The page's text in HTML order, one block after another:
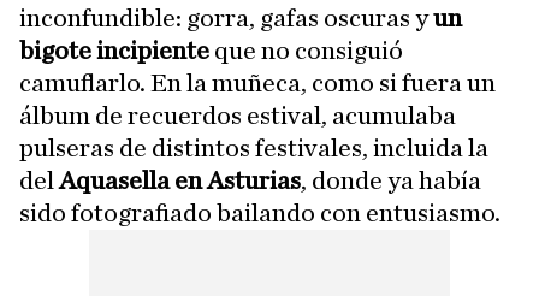
inconfundible: gorra, gafas oscuras yun
bigote incipiente que no consiguió
camuflarlo. En la muñeca, como si fuera un
álbum de recuerdos estival, acumulaba
pulseras de distintos festivales, incluida la
delAquasella en Asturias, donde ya había
sido fotografiado bailando con entusiasmo.